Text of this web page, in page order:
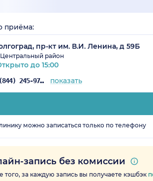
приёма:
пр-кт им. В.И. Ленина, д 59Б
Центральный район
до 15:00
+7 (844) 245-97-65 показать
можно записаться только по телефону
запись без комиссии
того, за каждую запись вы получаете кэшбэк